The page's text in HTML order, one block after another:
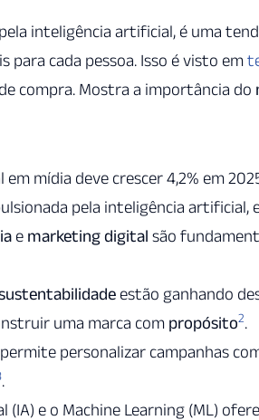
inteligência artificial, é uma
para cada pessoa. Isso é visto em
compra. Mostra a importância do
mídia deve crescer 4,2% em
pela inteligência
e marketing digital são
estão ganhando
uma marca com propósito2.
personalizar campanhas
.
e o Machine Learning (ML)